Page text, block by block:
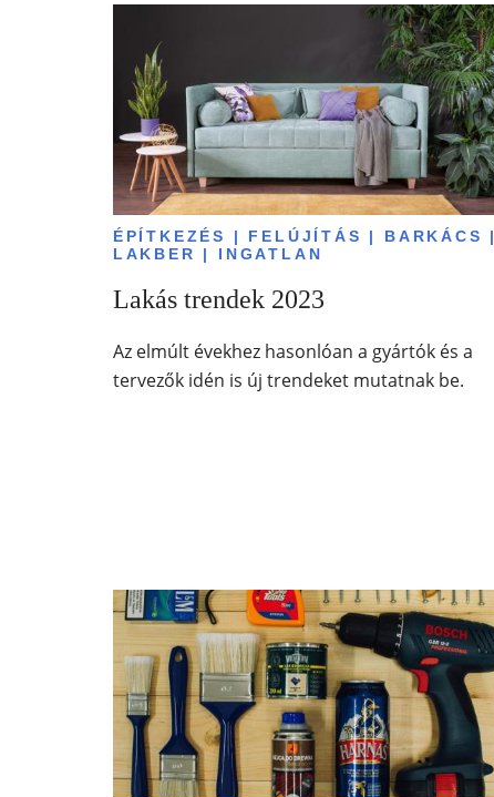
ÉPÍTKEZÉS | FELÚJÍTÁS | BARKÁCS |
LAKBER | INGATLAN
Lakás trendek 2023
Az elmúlt évekhez hasonlóan a gyártók és a
tervezők idén is új trendeket mutatnak be.